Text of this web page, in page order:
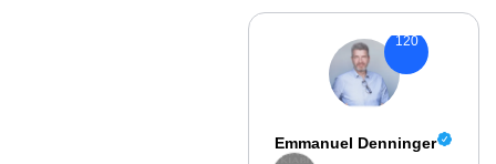
120
Emmanuel Denninger